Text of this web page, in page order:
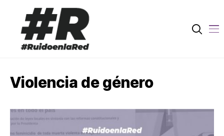
Violencia de género